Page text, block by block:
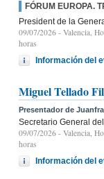
FÓRUM EUROPA.
President de la
09/07/2026 - Valencia,
horas
Información del
Miguel Tellado
Presentador de
Secretario General
09/07/2026 - Valencia,
horas
Información del